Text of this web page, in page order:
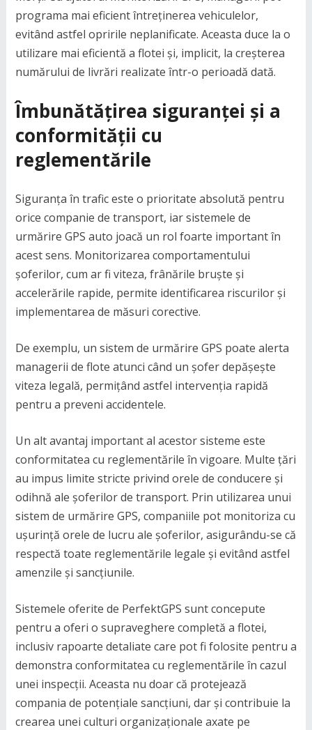
programa mai eficient întreținerea vehiculelor,
evitând astfel opririle neplanificate. Aceasta duce la o
utilizare mai eficientă a flotei și, implicit, la creșterea
numărului de livrări realizate într-o perioadă dată.
Îmbunătățirea siguranței și a
conformității cu
reglementările
Siguranța în trafic este o prioritate absolută pentru
orice companie de transport, iar sistemele de
urmărire GPS auto joacă un rol foarte important în
acest sens. Monitorizarea comportamentului
șoferilor, cum ar fi viteza, frânările bruște și
accelerările rapide, permite identificarea riscurilor și
implementarea de măsuri corective.
De exemplu, un sistem de urmărire GPS poate alerta
managerii de flote atunci când un șofer depășește
viteza legală, permițând astfel intervenția rapidă
pentru a preveni accidentele.
Un alt avantaj important al acestor sisteme este
conformitatea cu reglementările în vigoare. Multe țări
au impus limite stricte privind orele de conducere și
odihnă ale șoferilor de transport. Prin utilizarea unui
sistem de urmărire GPS, companiile pot monitoriza cu
ușurință orele de lucru ale șoferilor, asigurându-se că
respectă toate reglementările legale și evitând astfel
amenzile și sancțiunile.
Sistemele oferite de PerfektGPS sunt concepute
pentru a oferi o supraveghere completă a flotei,
inclusiv rapoarte detaliate care pot fi folosite pentru a
demonstra conformitatea cu reglementările în cazul
unei inspecții. Aceasta nu doar că protejează
compania de potențiale sancțiuni, dar și contribuie la
crearea unei culturi organizaționale axate pe